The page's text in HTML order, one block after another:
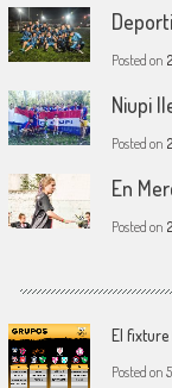
Posted on
Niupi
Posted on
En
Posted on
El
Posted on